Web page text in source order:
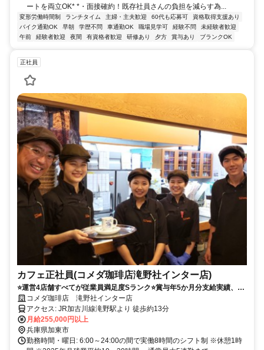
ートを両立OK* *・面接確約！既存社員さんの負担を減らす為...
変形労働時間制 ランチタイム 主婦・主夫歓迎 60代も応募可
資格取得支援あり
バイク通勤OK
早朝 学歴不問 車通勤OK 職場見学可 経験不問
未経験者歓迎
午前
経験者歓迎 夜間 有資格者歓迎 研修あり 夕方 賞与あり ブランクOK
正社員
カフェ正社員(コメダ珈琲店滝野社インター店)
⭐運営4店舗すべてが従業員満足度Sランク⭐賞与年5か月分支給実績、3
年連続昇給5％、残業代は1分単位で支給。未経験から店舗運営を学べま
す。
コメダ珈琲店 滝野社インター店
アクセス: JR加古川線滝野駅より 徒歩約13分
月給255,000円以上
兵庫県加東市
勤務時間・曜日: 6:00～24:00の間で実働8時間のシフト制 ※休憩1時